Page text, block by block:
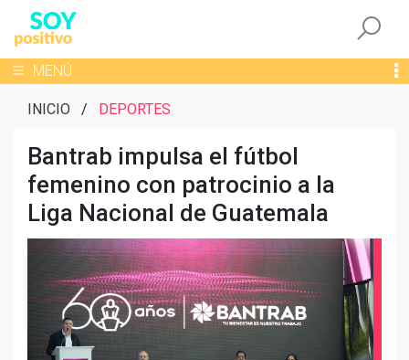
Toggle navigation
MENÚ
INICIO / DEPORTES
Bantrab impulsa el fútbol
femenino con patrocinio a la
Liga Nacional de Guatemala